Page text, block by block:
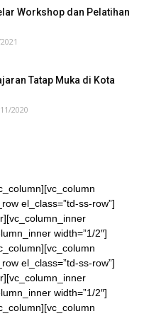
Workshop dan Pelatihan
Tatap Muka di Kota
2020
el_class=”td-ss-row”]
width=”1/2″]
el_class=”td-ss-row”]
width=”1/2″]